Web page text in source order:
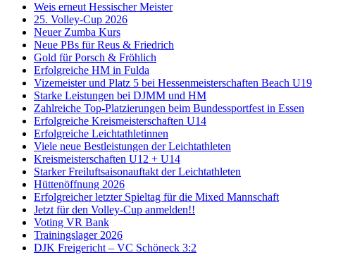
Weis erneut Hessischer Meister
25. Volley-Cup 2026
Neuer Zumba Kurs
Neue PBs für Reus & Friedrich
Gold für Porsch & Fröhlich
Erfolgreiche HM in Fulda
Vizemeister und Platz 5 bei Hessenmeisterschaften Beach U19
Starke Leistungen bei DJMM und HM
Zahlreiche Top-Platzierungen beim Bundessportfest in Essen
Erfolgreiche Kreismeisterschaften U14
Erfolgreiche Leichtathletinnen
Viele neue Bestleistungen der Leichtathleten
Kreismeisterschaften U12 + U14
Starker Freiluftsaisonauftakt der Leichtathleten
Hüttenöffnung 2026
Erfolgreicher letzter Spieltag für die Mixed Mannschaft
Jetzt für den Volley-Cup anmelden!!
Voting VR Bank
Trainingslager 2026
DJK Freigericht – VC Schöneck 3:2